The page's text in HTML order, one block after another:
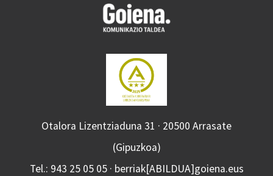
Otalora Lizentziaduna 31 · 20500 Arrasate
(Gipuzkoa)
Tel.: 943 25 05 05 · berriak[ABILDUA]goiena.eus